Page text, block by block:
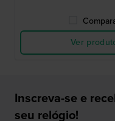
Ver
Inscreva-se e
seu relógio!